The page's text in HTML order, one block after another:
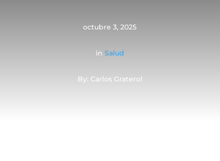
octubre 3, 2025
in Salud
By: Carlos Graterol